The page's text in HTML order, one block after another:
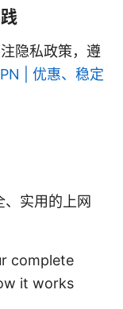
隐私政策，遵
| 优惠、稳定
、实用的上网
complete
it works